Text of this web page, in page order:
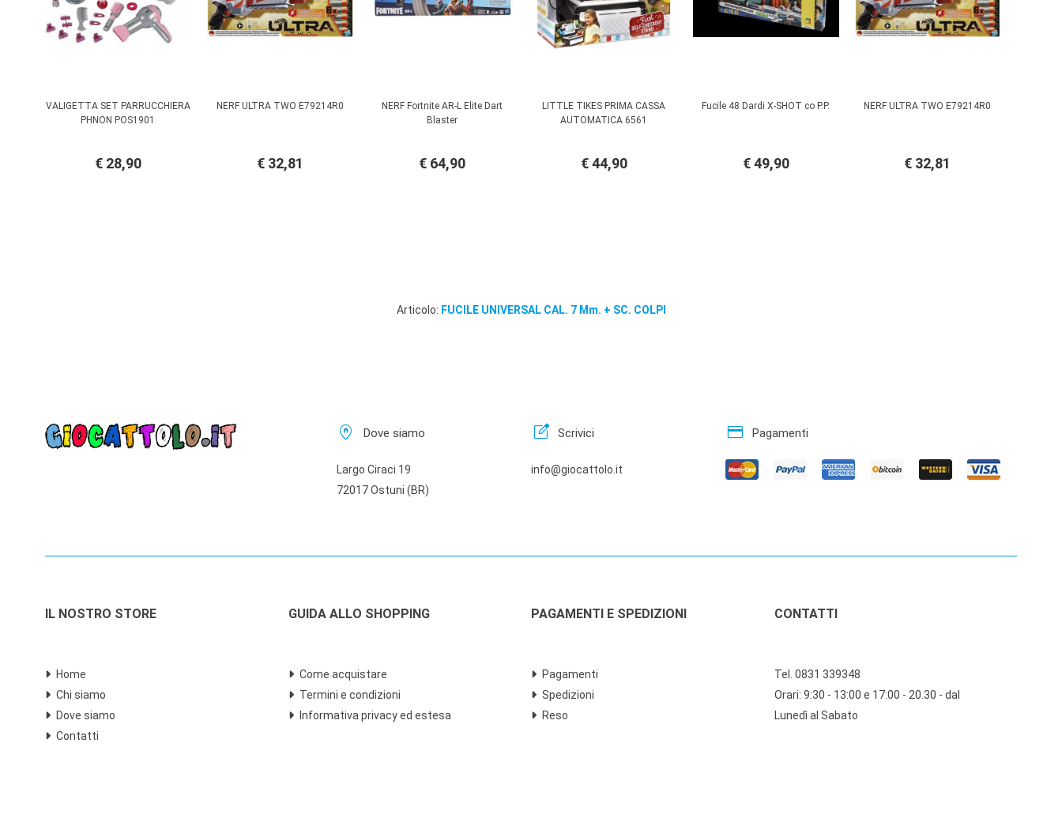
VALIGETTA SET PARRUCCHIERA
PHNON POS1901
€ 28,90
NERF ULTRA TWO E79214R0
€ 32,81
NERF Fortnite AR-L Elite Dart
Blaster
€ 64,90
LITTLE TIKES PRIMA CASSA
AUTOMATICA 6561
€ 44,90
Fucile 48 Dardi X-SHOT co P.P.
€ 49,90
NERF ULTRA TWO E79214R0
€ 32,81
Articolo: FUCILE UNIVERSAL CAL. 7 Mm. + SC. COLPI
home_pin Dove siamo
Largo Ciraci 19
72017 Ostuni (BR)
edit_square Scrivici
info@giocattolo.it
credit_card Pagamenti
IL NOSTRO STORE
Home
Chi siamo
Dove siamo
Contatti
GUIDA ALLO SHOPPING
Come acquistare
Termini e condizioni
Informativa privacy ed estesa
PAGAMENTI E SPEDIZIONI
Pagamenti
Spedizioni
Reso
CONTATTI
Tel. 0831 339348
Orari: 9:30 - 13:00 e 17:00 - 20.30 - dal
Lunedì al Sabato